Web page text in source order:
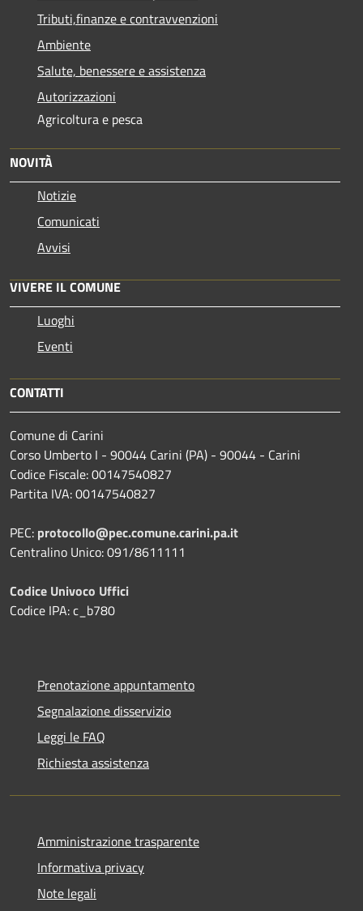
Tributi,finanze e contravvenzioni
Ambiente
Salute, benessere e assistenza
Autorizzazioni
Agricoltura e pesca
NOVITÀ
Notizie
Comunicati
Avvisi
VIVERE IL COMUNE
Luoghi
Eventi
CONTATTI
Comune di Carini
Corso Umberto I - 90044 Carini (PA) - 90044 - Carini
Codice Fiscale: 00147540827
Partita IVA: 00147540827
PEC: protocollo@pec.comune.carini.pa.it
Centralino Unico: 091/8611111
Codice Univoco Uffici
Codice IPA: c_b780
Prenotazione appuntamento
Segnalazione disservizio
Leggi le FAQ
Richiesta assistenza
Amministrazione trasparente
Informativa privacy
Note legali